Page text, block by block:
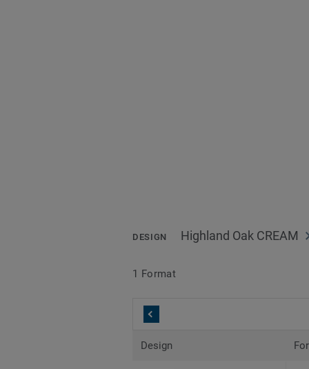
DESIGN Highland Oak CREAM
1 Format
Design